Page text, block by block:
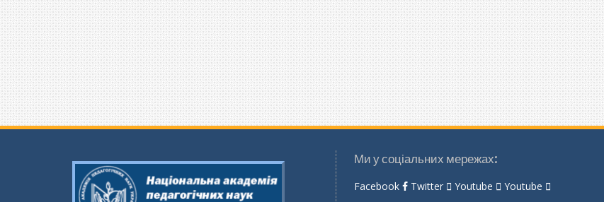
Ми у соціальних мережах:
Facebook Twitter Youtube Youtube